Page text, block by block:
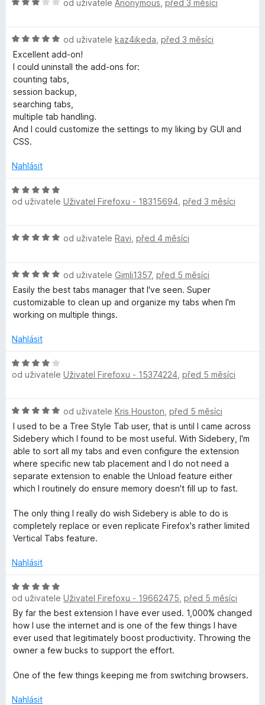
z
n
5
z
n
e
n
:
5
z
5
H
n
o
c
e
n
:
3
z
od uživatele Anonymous před 3 měsíci
H
o
d
n
o
c
e
n
5
5
od uživatele kaz4ikeda před 3 měsíci
Excellent add-on!
I could uninstall the add-ons for:
counting tabs,
session backup,
searching tabs,
multiple tab handling.
And I could customize the settings to my liking by GUI and
CSS.
Nahlásit
H
o
o
n
:
5
5
od uživatele Uživatel Firefoxu - 18315694 před 3 měsíci
H
n
o
c
e
í
5
z
od uživatele Ravi před 4 měsíci
H
o
d
n
c
n
í
z
5
od uživatele Gimli1357, před 5 měsíci
Easily the best tabs manager that I've seen. Super
customizable to clean up and organize my tabs when I'm
working on multiple things.
Nahlásit
H
o
o
c
e
n
:
4
5
od uživatele Uživatel Firefoxu - 15374224 před 5 měsíci
H
o
d
n
o
c
e
5
5
od uživatele Kris Houston před 5 měsíci
I used to be a Tree Style Tab user, that is until I came across
Sidebery which I found to be most useful. With Sidebery, I'm
able to sort all my tabs and even configure the extension
where specific new tab placement and I do not need a
separate extension to enable the Unload feature either
which I routinely do ensure memory doesn't fill up to fast.
The only thing I really do wish Sidebery is able to do is
completely replace or even replicate Firefox's rather limited
Vertical Tabs feature.
Nahlásit
H
o
d
n
o
c
n
:
od uživatele Uživatel Firefoxu - 19662475 před 5 měsíci
By far the best extension I have ever used. 1,000% changed
how I use the internet and is one of the few things I have
ever used that legitimately boost productivity. Throwing the
owner a few bucks to support the effort.
One of the few things keeping me from switching browsers.
Nahlásit